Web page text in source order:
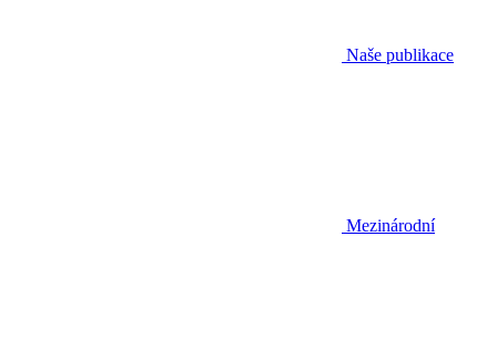
Naše publikace
Mezinárodní